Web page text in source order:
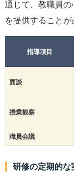
通じて、教職員
を提供することが
指導項目
面談
授業観察
職員会議
研修の定期的な